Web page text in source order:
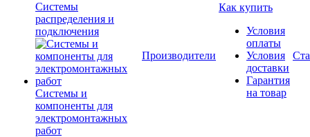
Системы
распределения и
подключения
Системы и
компоненты для
электромонтажных
работ
Производители
Как купить
Условия
оплаты
Условия
доставки
Гарантия
на товар